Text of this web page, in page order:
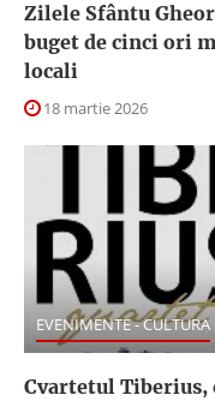
Zilele Sfântu
buget de cinci ori
locali
18 martie 2026
EVENIMENTE - CULTURA
Cvartetul Tiberius,